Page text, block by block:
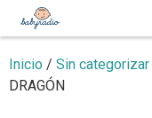
Inicio / Sin categorizar
DRAGÓN